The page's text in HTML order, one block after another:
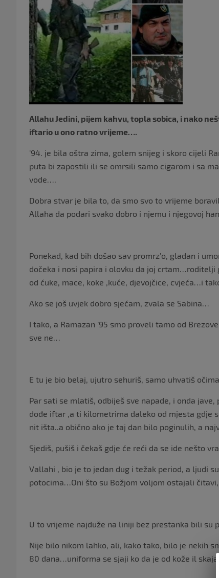
Allahu Jedini, pijem kahvu, topla sobica, i nako
iftario u ono ratno vrijeme….
’94. je bila oštra zima, golem snijeg i skoro cijeli
puta bi zapostili ili se omrsili samo cigarom i sa
vode….
Dobra stvar je bila to, da smo svo to vrijeme
Allaha da podari svako dobro i njemu i njegovoj
Ponekad, kad bih došao sav promrz’o, gladan i
dočeka i nosi papira i olovku da joj crtam…roditelji
od ćuke, mace, koke ,kuće, djevojčice, cvjeća…i
Ako se još uvjek dobro sjećam, zvala se Sabina…
I tako, a Ramazan ’95 smo proveli tamo od
sve ne…
E tu je bio belaj, ujutro sehuriš, samo uhvatiš
Par sati se mlatiš, odbiješ sve napade, i onda
dođe iftar ,a ti kilometrima daleko od mjesta gdje
nit išta..a obično ako je taj dan bilo poginulih, a
Sjediš, pušiš i čekaš gdje će reći da se ide nešto
Vallahi , bio je to jedan dug i težak period, a ljudi
potocima…Oni što su Božjom voljom ostajali
U to vrijeme najduže na liniji bez prestanka bili su
Nije bilo nikom lahko, ali, kako tako, bilo je nekih
80 dana…uniforma se sjaji ko da je od kože il